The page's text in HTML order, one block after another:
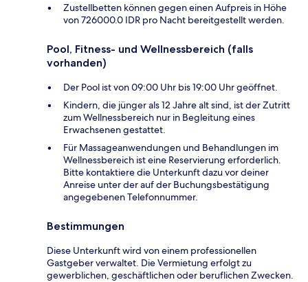
Zustellbetten können gegen einen Aufpreis in Höhe
von 726000.0 IDR pro Nacht bereitgestellt werden.
Pool, Fitness- und Wellnessbereich (falls
vorhanden)
Der Pool ist von 09:00 Uhr bis 19:00 Uhr geöffnet.
Kindern, die jünger als 12 Jahre alt sind, ist der Zutritt
zum Wellnessbereich nur in Begleitung eines
Erwachsenen gestattet.
Für Massageanwendungen und Behandlungen im
Wellnessbereich ist eine Reservierung erforderlich.
Bitte kontaktiere die Unterkunft dazu vor deiner
Anreise unter der auf der Buchungsbestätigung
angegebenen Telefonnummer.
Bestimmungen
Diese Unterkunft wird von einem professionellen
Gastgeber verwaltet. Die Vermietung erfolgt zu
gewerblichen, geschäftlichen oder beruflichen Zwecken.